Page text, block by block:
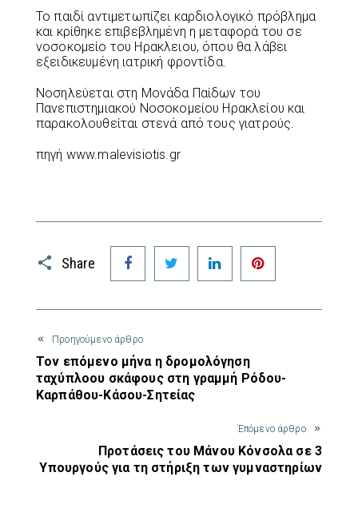
Το παιδί αντιμετωπίζει καρδιολογικό πρόβλημα
και κρίθηκε επιβεβλημένη η μεταφορά του σε
νοσοκομείο του Ηρακλειου, όπου θα λάβει
εξειδικευμένη ιατρική φροντίδα.
Νοσηλεύεται στη Μονάδα Παίδων του
Πανεπιστημιακού Νοσοκομείου Ηρακλείου και
παρακολουθείται στενά από τους γιατρούς.
πηγή www.malevisiotis.gr
Share
Facebook Twitter LinkedIn
Προηγούμενο άρθρο
Τον επόμενο μήνα η δρομολόγηση
ταχύπλοου σκάφους στη γραμμή Ρόδου-
Καρπάθου-Κάσου-Σητείας
Έπόμενο άρθρο
Προτάσεις του Μάνου Κόνσολα σε 3
Υπουργούς για τη στήριξη των γυμναστηρίων